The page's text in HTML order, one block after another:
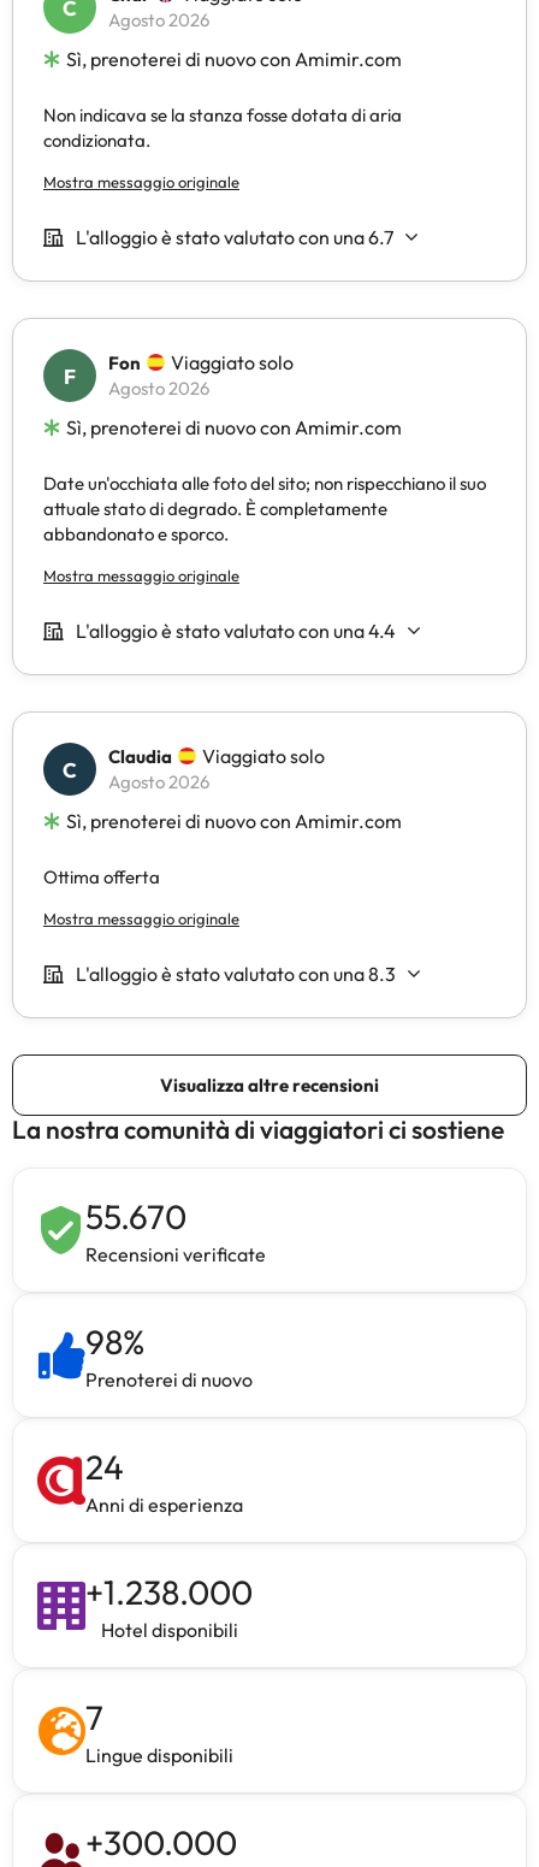
La nostra comunità di viaggiatori ci sostiene
55.670
Recensioni verificate
98%
Prenoterei di nuovo
24
Anni di esperienza
+1.238.000
Hotel disponibili
7
Lingue disponibili
+300.000